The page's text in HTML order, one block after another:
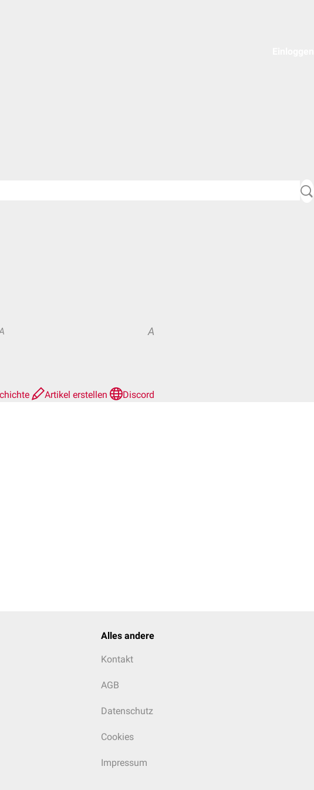
A
Artikel erstellen Discord
Alles andere
Kontakt
AGB
Datenschutz
Cookies
Impressum